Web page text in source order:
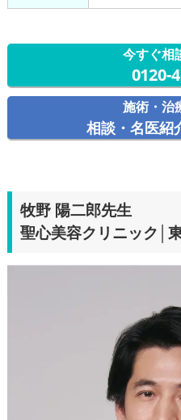
今すぐ相
0120-
施術・治
相談・名医紹
牧野 陽二郎先生
聖心美容クリニック│